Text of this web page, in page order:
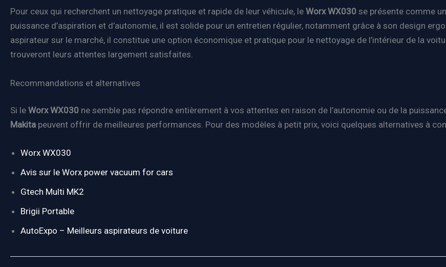
Pour ceux qui recherchent un nettoyage pratique et rapide de leur véhicule, le Worx WX030 se présente comme
puissance d’aspiration et d’autonomie, il est solide pour un entretien régulier, notamment grâce à son design
aspirateur sur le marché, il constitue une option économique et pratique pour le nettoyage de l’intérieur de la
trouveront leurs attentes largement satisfaites.
Recommandations et alternatives
Si le Worx WX030 ne semble pas répondre entièrement à vos attentes en raison de l’autonomie ou de la
Makita peuvent offrir de meilleures performances. Pour des modèles à petit prix, voici quelques alternatives à
Worx WX030
Avis sur le Worx power vacuum for cars
Gtech Multi MK2
Brigii Portable
AutoExpo – Meilleurs aspirateurs de voiture